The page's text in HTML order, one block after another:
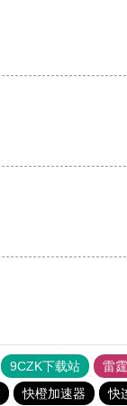
9CZK下载站 雷
快橙加速器 快